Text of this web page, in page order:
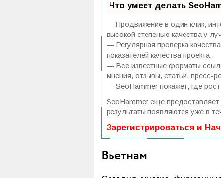
Что умеет делать
— Продвижение в один клик,
высокой степенью качества у
— Регулярная проверка
показателей качества проекта.
— Все известные форматы
мнения, отзывы, статьи, пресс-
— SeoHammer покажет, где
SeoHammer еще
результаты появляются уже в
Зарегистрироваться и
Вьетнам